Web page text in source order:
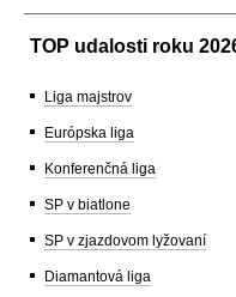
TOP udalosti roku
Liga majstrov
Európska liga
Konferenčná liga
SP v biatlone
SP v zjazdovom lyžovaní
Diamantová liga